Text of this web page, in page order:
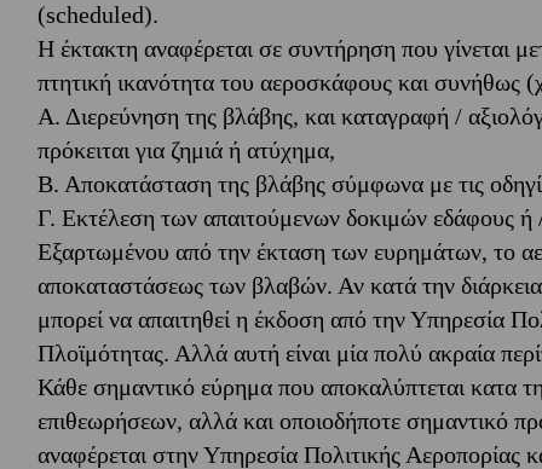
(scheduled).
Η έκτακτη αναφέρεται σε συντήρηση που γίνεται
πτητική ικανότητα του αεροσκάφους και συνήθως
Α. Διερεύνηση της βλάβης, και καταγραφή /
πρόκειται για ζημιά ή ατύχημα,
Β. Αποκατάσταση της βλάβης σύμφωνα με τις
Γ. Εκτέλεση των απαιτούμενων δοκιμών εδάφους ή
Εξαρτωμένου από την έκταση των ευρημάτων, το
αποκαταστάσεως των βλαβών. Αν κατά την
μπορεί να απαιτηθεί η έκδοση από την Υπηρεσία
Πλοϊμότητας. Αλλά αυτή είναι μία πολύ ακραία
Κάθε σημαντικό εύρημα που αποκαλύπτεται κατα
επιθεωρήσεων, αλλά και οποιοδήποτε σημαντικό
αναφέρεται στην Υπηρεσία Πολιτικής Αεροπορίας